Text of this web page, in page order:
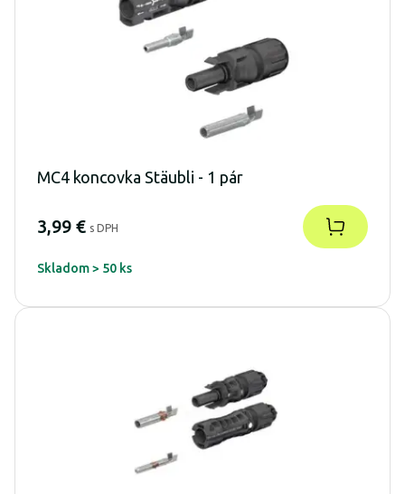
MC4 koncovka Stäubli - 1 pár
3,99 € s DPH
Skladom > 50 ks